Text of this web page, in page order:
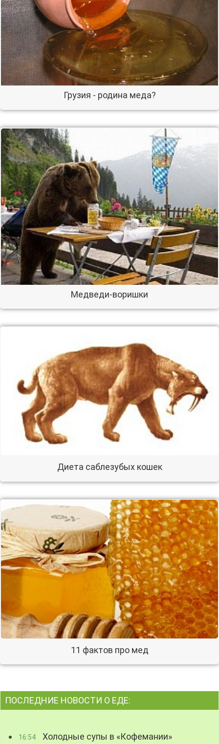
Грузия - родина меда?
Медведи-воришки
Диета саблезубых кошек
11 фактов про мед
ПОСЛЕДНИЕ НОВОСТИ О ЕДЕ:
16:54 Холодные супы в «Кофемании»